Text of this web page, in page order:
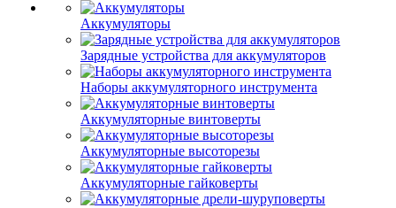
Аккумуляторы
Зарядные устройства для аккумуляторов
Наборы аккумуляторного инструмента
Аккумуляторные винтоверты
Аккумуляторные высоторезы
Аккумуляторные гайковерты